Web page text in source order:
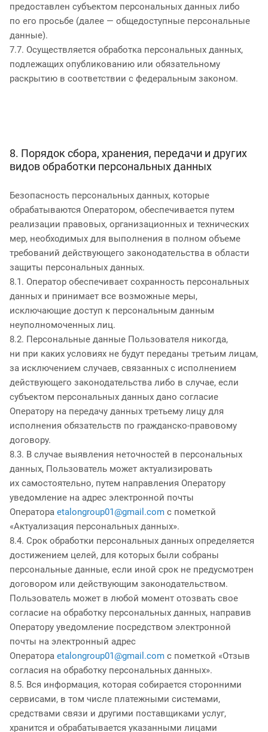
предоставлен субъектом персональных данных либо
по его просьбе (далее — общедоступные персональные
данные).
7.7. Осуществляется обработка персональных данных,
подлежащих опубликованию или обязательному
раскрытию в соответствии с федеральным законом.
8. Порядок сбора, хранения, передачи и других
видов обработки персональных данных
Безопасность персональных данных, которые
обрабатываются Оператором, обеспечивается путем
реализации правовых, организационных и технических
мер, необходимых для выполнения в полном объеме
требований действующего законодательства в области
защиты персональных данных.
8.1. Оператор обеспечивает сохранность персональных
данных и принимает все возможные меры,
исключающие доступ к персональным данным
неуполномоченных лиц.
8.2. Персональные данные Пользователя никогда,
ни при каких условиях не будут переданы третьим лицам,
за исключением случаев, связанных с исполнением
действующего законодательства либо в случае, если
субъектом персональных данных дано согласие
Оператору на передачу данных третьему лицу для
исполнения обязательств по гражданско-правовому
договору.
8.3. В случае выявления неточностей в персональных
данных, Пользователь может актуализировать
их самостоятельно, путем направления Оператору
уведомление на адрес электронной почты
Оператора etalongroup01@gmail.com с пометкой
«Актуализация персональных данных».
8.4. Срок обработки персональных данных определяется
достижением целей, для которых были собраны
персональные данные, если иной срок не предусмотрен
договором или действующим законодательством.
Пользователь может в любой момент отозвать свое
согласие на обработку персональных данных, направив
Оператору уведомление посредством электронной
почты на электронный адрес
Оператора etalongroup01@gmail.com с пометкой «Отзыв
согласия на обработку персональных данных».
8.5. Вся информация, которая собирается сторонними
сервисами, в том числе платежными системами,
средствами связи и другими поставщиками услуг,
хранится и обрабатывается указанными лицами